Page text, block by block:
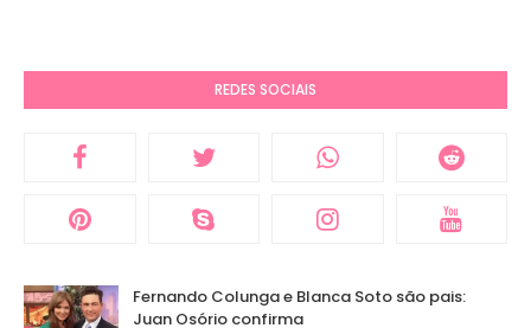
REDES SOCIAIS
Fernando Colunga e Blanca Soto são pais:
Juan Osório confirma